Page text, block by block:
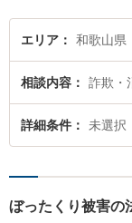
エリア 和歌山県
相談内容 詐欺・
詳細条件 未選択
ぼったくり被害の